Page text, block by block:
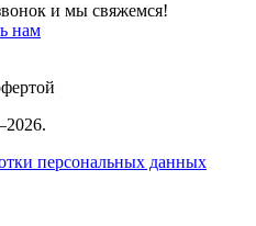
и мы свяжемся!
нам
персональных данных